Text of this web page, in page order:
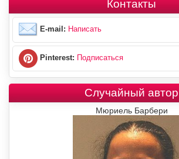
Контакты
E-mail: Написать
Pinterest: Подписаться
Случайный автор
Мюриель Барбери